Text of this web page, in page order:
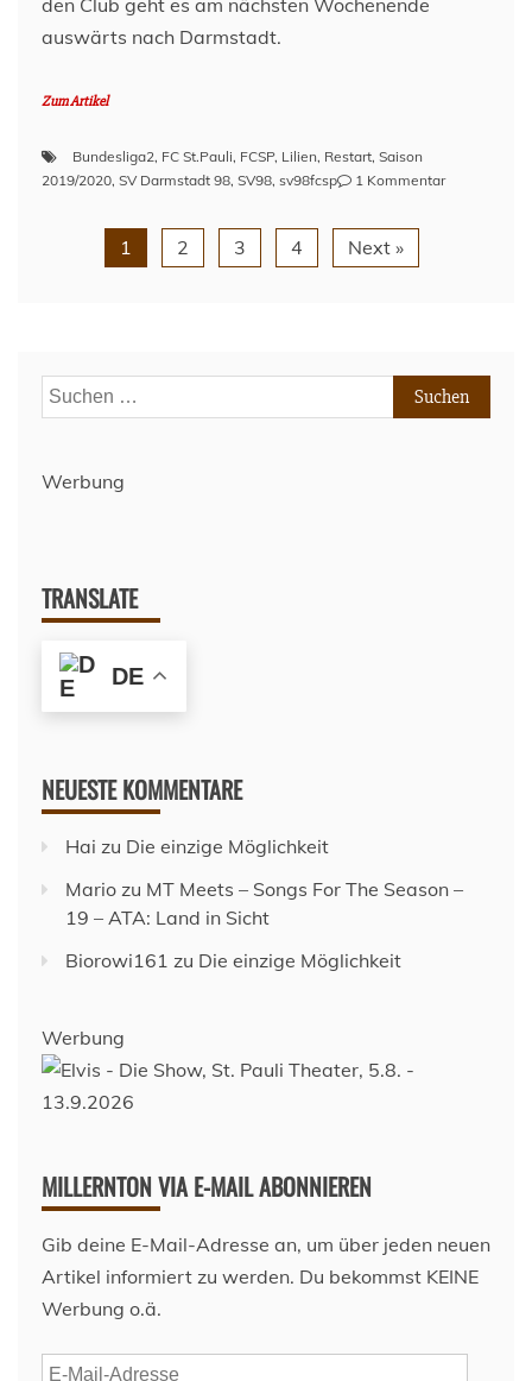
den Club geht es am nächsten Wochenende
auswärts nach Darmstadt.
Zum Artikel
Bundesliga2, FC St.Pauli, FCSP, Lilien, Restart, Saison
2019/2020, SV Darmstadt 98, SV98, sv98fcsp 1 Kommentarzu
–
Spieltag
1 2 3 4 Next »
Suchen
nach:
Werbung
TRANSLATE
DE
NEUESTE KOMMENTARE
Hai zu Die einzige Möglichkeit
Mario zu MT Meets – Songs For The Season –
19 – ATA: Land in Sicht
Biorowi161 zu Die einzige Möglichkeit
Werbung
MILLERNTON VIA E-MAIL ABONNIEREN
Gib deine E-Mail-Adresse an, um über jeden neuen
Artikel informiert zu werden. Du bekommst KEINE
Werbung o.ä.
E-